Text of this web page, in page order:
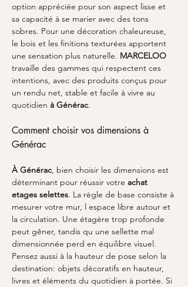
option appréciée pour son aspect lisse et
sa capacité à se marier avec des tons
sobres. Pour une décoration chaleureuse,
le bois et les finitions texturées apportent
une sensation plus naturelle. MARCELOO
travaille des gammes qui respectent ces
intentions, avec des produits conçus pour
un rendu net, stable et facile à vivre au
quotidien à Générac.
Comment choisir vos dimensions à
Générac
À Générac, bien choisir les dimensions est
déterminant pour réussir votre achat
etages selettes. La règle de base consiste à
mesurer votre mur, l espace libre autour et
la circulation. Une étagère trop profonde
peut gêner, tandis qu une sellette mal
dimensionnée perd en équilibre visuel.
Pensez aussi à la hauteur de pose selon la
destination: objets décoratifs en hauteur,
livres et éléments du quotidien à portée. Si